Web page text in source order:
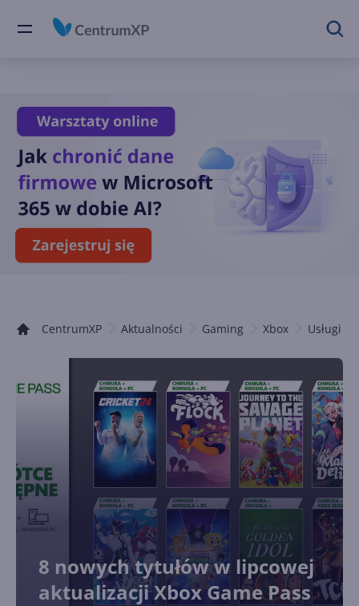
CentrumXP Aktualności Gaming Xbox Usługi
8 nowych tytułów w lipcowej
aktualizacji Xbox Game Pass